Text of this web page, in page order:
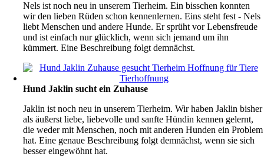
Nels ist noch neu in unserem Tierheim. Ein bisschen konnten
wir den lieben Rüden schon kennenlernen. Eins steht fest - Nels
liebt Menschen und andere Hunde. Er sprüht vor Lebensfreude
und ist einfach nur glücklich, wenn sich jemand um ihn
kümmert. Eine Beschreibung folgt demnächst.
Hund Jaklin sucht ein Zuhause
Jaklin ist noch neu in unserem Tierheim. Wir haben Jaklin bisher
als äußerst liebe, liebevolle und sanfte Hündin kennen gelernt,
die weder mit Menschen, noch mit anderen Hunden ein Problem
hat. Eine genaue Beschreibung folgt demnächst, wenn sie sich
besser eingewöhnt hat.